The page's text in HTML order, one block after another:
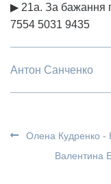
▶ 21а. За бажання
7554 5031 9435
Антон Санченко
Олена Кудренко
Валентина